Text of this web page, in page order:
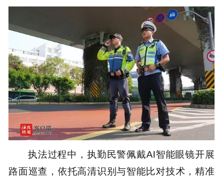
执法过程中，执勤民警佩戴AI智能眼镜开展
路面巡查，依托高清识别与智能比对技术，精准